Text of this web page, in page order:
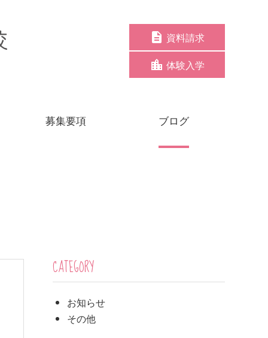
資料請求
体験入学
募集要項 ブログ
CATEGORY
お知らせ
その他